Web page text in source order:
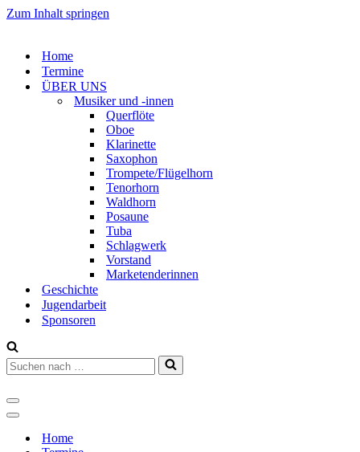
Zum Inhalt springen
Home
Termine
ÜBER UNS
Musiker und -innen
Querflöte
Oboe
Klarinette
Saxophon
Trompete/Flügelhorn
Tenorhorn
Waldhorn
Posaune
Tuba
Schlagwerk
Vorstand
Marketenderinnen
Geschichte
Jugendarbeit
Sponsoren
Suchen
nach …
Navigations-
Menü
Navigations-
Home